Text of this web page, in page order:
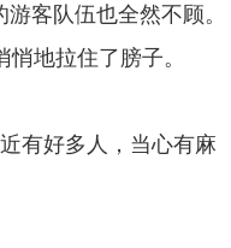
客队伍也全然不顾。
地拉住了膀子。
有好多人，当心有麻